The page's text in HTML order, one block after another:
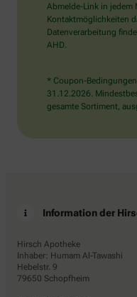
Abmelde-Link in jedem
Kontaktmöglichkeiten
Datenverarbeitung
AHD.
* Coupon-
31.12.2026.
gesamte Sortiment,
Information der
Hirsch Apotheke
Inhaber: Humam Al-Tawashi
Hebelstr. 9
79650 Schopfheim